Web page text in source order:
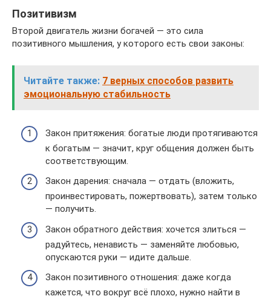
Позитивизм
Второй двигатель жизни богачей — это сила
позитивного мышления, у которого есть свои законы:
Читайте также: 7 верных способов развить
эмоциональную стабильность
Закон притяжения: богатые люди протягиваются
к богатым — значит, круг общения должен быть
соответствующим.
Закон дарения: сначала — отдать (вложить,
проинвестировать, пожертвовать), затем только
— получить.
Закон обратного действия: хочется злиться —
радуйтесь, ненависть — заменяйте любовью,
опускаются руки — идите дальше.
Закон позитивного отношения: даже когда
кажется, что вокруг всё плохо, нужно найти в